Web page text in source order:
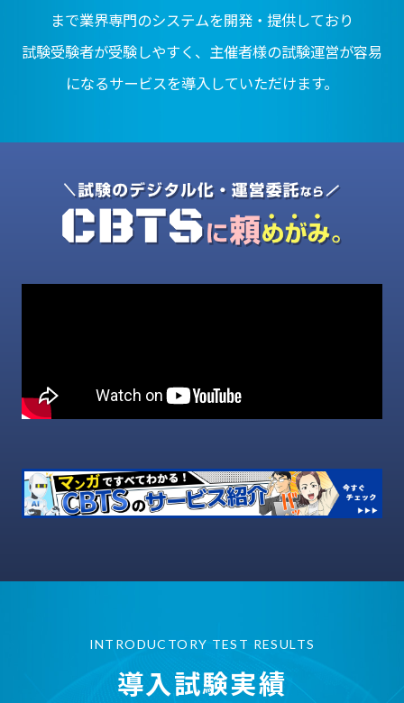
まで業界専門のシステムを開発・提供しており
試験受験者が受験しやすく、主催者様の試験運営が容易
になるサービスを導入していただけます。
INTRODUCTORY TEST RESULTS
導入試験実績